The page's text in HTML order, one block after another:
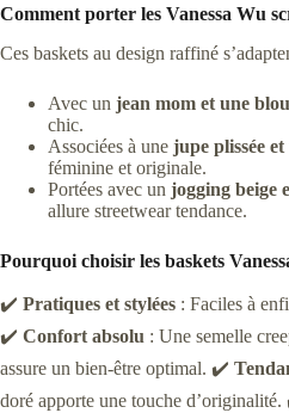
Comment porter les Vanessa Wu
Ces baskets au design raffiné
Avec un jean mom et une
chic.
Associées à une jupe plissée
féminine et originale.
Portées avec un jogging beige
allure streetwear tendance.
Pourquoi choisir les baskets
✔️ Pratiques et stylées : Faciles à
✔️ Confort absolu : Une semelle
assure un bien-être optimal. ✔️
doré apporte une touche